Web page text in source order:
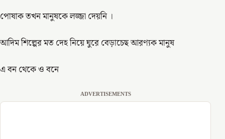
পোষাক তখন মানুষকে লজ্জা দেয়নি ।
আদিম শিল্পের মত দেহ নিয়ে ঘুরে বেড়াচেছ আরণ্যক মানুষ
এ বন থেকে ও বনে
ADVERTISEMENTS